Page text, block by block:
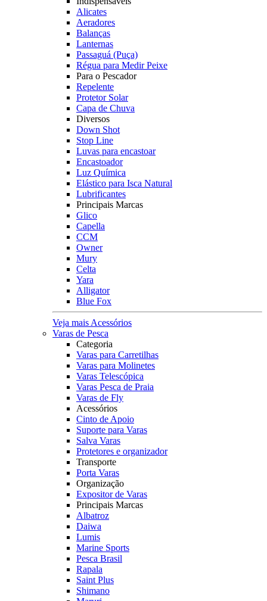
Alicates
Aeradores
Balanças
Lanternas
Passaguá (Puça)
Régua para Medir Peixe
Para o Pescador
Repelente
Protetor Solar
Capa de Chuva
Diversos
Down Shot
Stop Line
Luvas para encastoar
Encastoador
Luz Química
Elástico para Isca Natural
Lubrificantes
Principais Marcas
Glico
Capella
CCM
Owner
Mury
Celta
Yara
Alligator
Blue Fox
Veja mais Acessórios
Varas de Pesca
Categoria
Varas para Carretilhas
Varas para Molinetes
Varas Telescópica
Varas Pesca de Praia
Varas de Fly
Acessórios
Cinto de Apoio
Suporte para Varas
Salva Varas
Protetores e organizador
Transporte
Porta Varas
Organização
Expositor de Varas
Principais Marcas
Albatroz
Daiwa
Lumis
Marine Sports
Pesca Brasil
Rapala
Saint Plus
Shimano